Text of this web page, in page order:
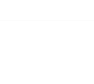
tai yli 50 euron